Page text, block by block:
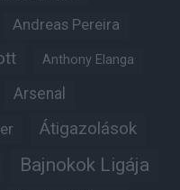
Andreas Pereira
Anthony Elanga
Arsenal
Átigazolások
Bajnokok Ligája